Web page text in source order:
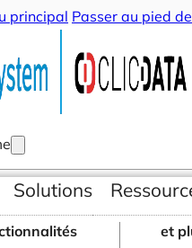
principal Passer au pied
et
Solutions